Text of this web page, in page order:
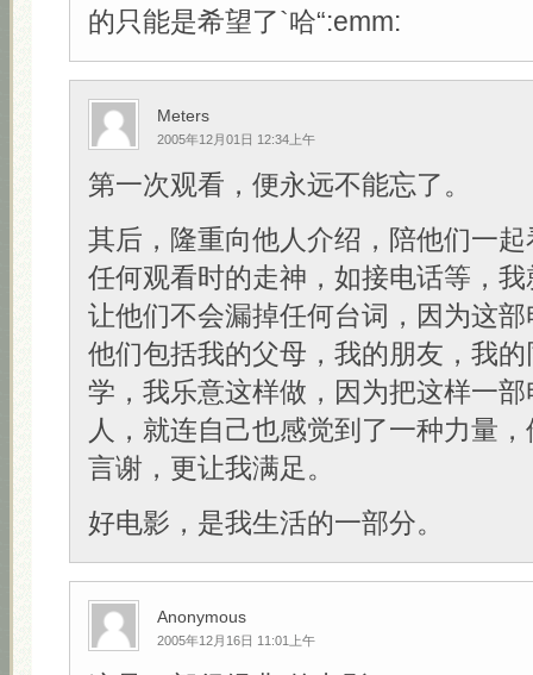
的只能是希望了`哈“:emm:
Meters
2005年12月01日 12:34上午
第一次观看，便永远不能忘了。
其后，隆重向他人介绍，陪他们一
任何观看时的走神，如接电话等，
让他们不会漏掉任何台词，因为这
他们包括我的父母，我的朋友，我
学，我乐意这样做，因为把这样一
人，就连自己也感觉到了一种力量
言谢，更让我满足。
好电影，是我生活的一部分。
Anonymous
2005年12月16日 11:01上午